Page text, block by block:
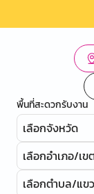
พื้นที่สะดวกรับงาน
เลือกจังหวัด
เลือกอำเภอ/เข
เลือกตำบล/แข